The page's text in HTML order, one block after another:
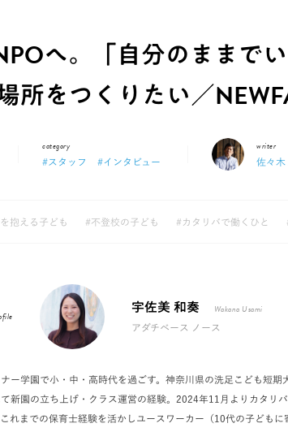
へ。「自分のままで
所をつくりたい／
category
#スタッフ #インタビュー
writer
佐々木
抱える子ども #不登校の子ども #カタリバで働くひと
宇佐美 和奏 Wakana Usami
アダチベース ノース
ー学園で小・中・高時代を過ごす。神奈川県の洗足こども短期
新園の立ち上げ・クラス運営の経験。2024年11月よりカタリ
れまでの保育士経験を活かしユースワーカー（10代の子どもに